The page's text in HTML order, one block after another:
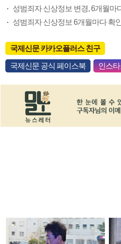
성범죄자 신상정보 변경, 6개월마
성범죄자 신상정보 6개월마다 확
국제신문 카카오플러스 친구
국제신문 공식 페이스북 인스